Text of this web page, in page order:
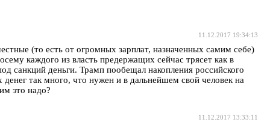
11.12.2017 19:34:13
(то есть от огромных зарплат, назначенных самим себе)
каждого из власть предержащих сейчас трясет как в
санкций деньги. Трамп пообещал накопления российского
так много, что нужен и в дальнейшем свой человек на
это надо?
11.12.2017 13:33:11